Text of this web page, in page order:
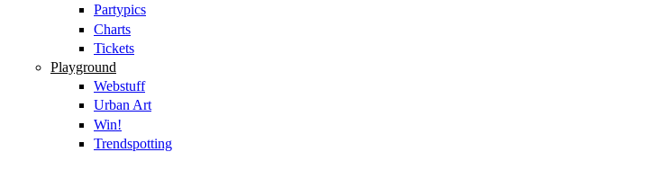
Partypics
Charts
Tickets
Playground
Webstuff
Urban Art
Win!
Trendspotting